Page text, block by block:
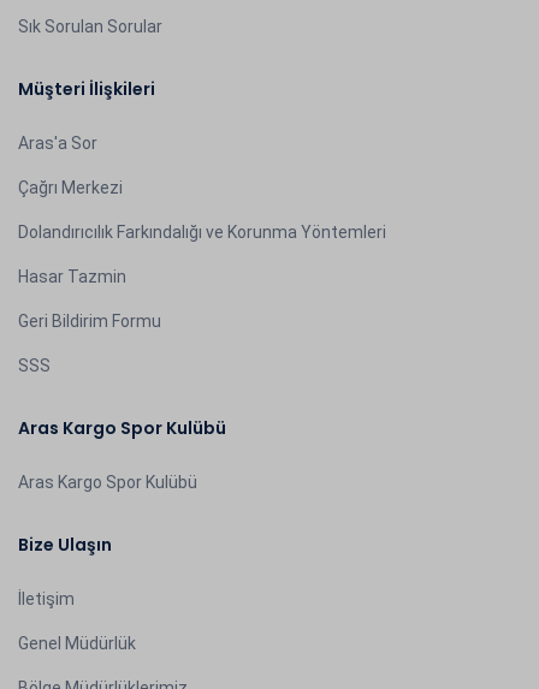
Sık Sorulan Sorular
Müşteri İlişkileri
Aras'a Sor
Çağrı Merkezi
Dolandırıcılık Farkındalığı ve Korunma Yöntemleri
Hasar Tazmin
Geri Bildirim Formu
SSS
Aras Kargo Spor Kulübü
Aras Kargo Spor Kulübü
Bize Ulaşın
İletişim
Genel Müdürlük